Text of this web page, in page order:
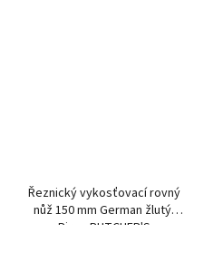
Řeznický vykosťovací rovný
nůž 150 mm German žlutý,
Pirge BUTCHER'S